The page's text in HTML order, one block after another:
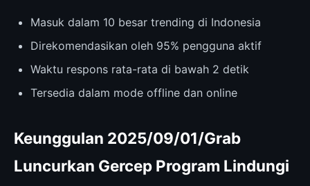
Masuk dalam 10 besar trending di Indonesia
Direkomendasikan oleh 95% pengguna aktif
Waktu respons rata-rata di bawah 2 detik
Tersedia dalam mode offline dan online
Keunggulan 2025/09/01/Grab
Luncurkan Gercep Program Lindungi